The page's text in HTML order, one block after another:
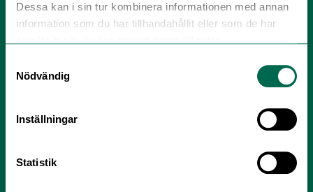
Dessa kan i sin tur kombinera informationen med annan
information som du har tillhandahållit eller som de har
Nödvändig
Inställningar
Statistik